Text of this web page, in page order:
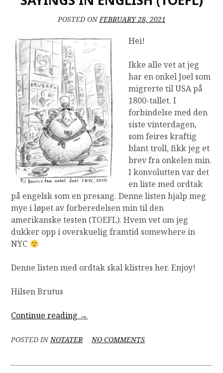
POSTED ONFEBRUARY 28, 2021
Hei!
Ikke alle vet at jeg
har en onkel Joel som
migrerte til USA på
1800-tallet. I
forbindelse med den
siste vinterdagen,
som feires kraftig
blant troll, fikk jeg et
brev fra onkelen min.
I konvolutten var det
en liste med ordtak
på engelsk som en presang. Denne listen hjalp meg
mye i løpet av forberedelsen min til den
amerikanske testen (TOEFL). Hvem vet om jeg
dukker opp i overskuelig framtid somewhere in
NYC
Denne listen med ordtak skal klistres her. Enjoy!
Hilsen Brutus
Continue reading “Sayings
English
→
POSTED INNOTATER NO COMMENTSON